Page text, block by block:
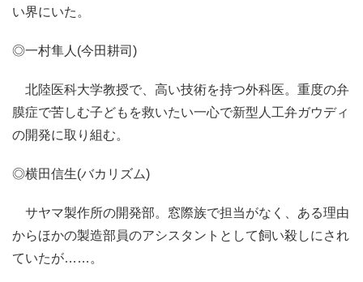
い界にいた。
◎一村隼人(今田耕司)
北陸医科大学教授で、高い技術を持つ外科医。重度の弁
膜症で苦しむ子どもを救いたい一心で新型人工弁ガウディ
の開発に取り組む。
◎横田信生(バカリズム)
サヤマ製作所の開発部。窓際族で担当がなく、ある理由
からほかの製造部員のアシスタントとして飼い殺しにされ
ていたが……。